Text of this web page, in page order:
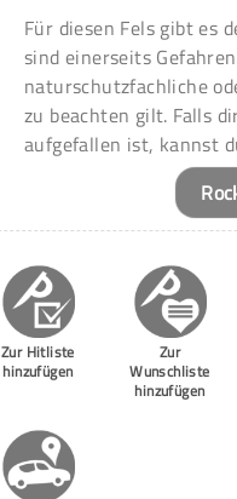
Für diesen Fels gibt es
sind einerseits
naturschutzfachliche
zu beachten gilt. Falls
aufgefallen ist, kannst
Zur Hitliste
hinzufügen
Zur
Wunschliste
hinzufügen